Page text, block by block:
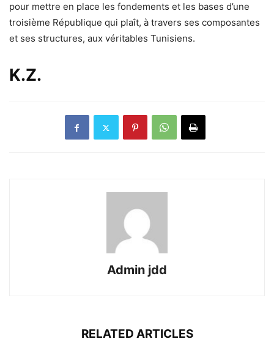
pour mettre en place les fondements et les bases d’une
troisième République qui plaît, à travers ses composantes
et ses structures, aux véritables Tunisiens.
K.Z.
Admin jdd
RELATED ARTICLES